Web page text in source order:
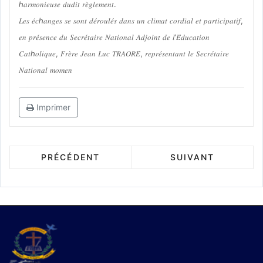
ℎ𝑎𝑟𝑚𝑜𝑛𝑖𝑒𝑢𝑠𝑒 𝑑𝑢𝑑𝑖𝑡 𝑟𝑒̀𝑔𝑙𝑒𝑚𝑒𝑛𝑡.
𝐿𝑒𝑠 𝑒́𝑐ℎ𝑎𝑛𝑔𝑒𝑠 𝑠𝑒 𝑠𝑜𝑛𝑡 𝑑𝑒́𝑟𝑜𝑢𝑙𝑒́𝑠 𝑑𝑎𝑛𝑠 𝑢𝑛 𝑐𝑙𝑖𝑚𝑎𝑡 𝑐𝑜𝑟𝑑𝑖𝑎𝑙 𝑒𝑡 𝑝𝑎𝑟𝑡𝑖𝑐𝑖𝑝𝑎𝑡𝑖𝑓,
𝑒𝑛 𝑝𝑟𝑒́𝑠𝑒𝑛𝑐𝑒 𝑑𝑢 𝑆𝑒𝑐𝑟𝑒́𝑡𝑎𝑖𝑟𝑒 𝑁𝑎𝑡𝑖𝑜𝑛𝑎𝑙 𝐴𝑑𝑗𝑜𝑖𝑛𝑡 𝑑𝑒 𝑙’𝐸́𝑑𝑢𝑐𝑎𝑡𝑖𝑜𝑛
𝐶𝑎𝑡ℎ𝑜𝑙𝑖𝑞𝑢𝑒, 𝐹𝑟𝑒̀𝑟𝑒 𝐽𝑒𝑎𝑛 𝐿𝑢𝑐 𝑇𝑅𝐴𝑂𝑅𝐸́, 𝑟𝑒𝑝𝑟𝑒́𝑠𝑒𝑛𝑡𝑎𝑛𝑡 𝑙𝑒 𝑆𝑒𝑐𝑟𝑒́𝑡𝑎𝑖𝑟𝑒
𝑁𝑎𝑡𝑖𝑜𝑛𝑎𝑙 𝑚𝑜𝑚𝑒𝑛
Imprimer
PRÉCÉDENT SUIVANT